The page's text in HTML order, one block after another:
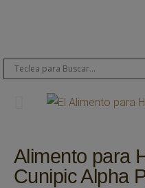
Alimento para
Cunipic Alpha